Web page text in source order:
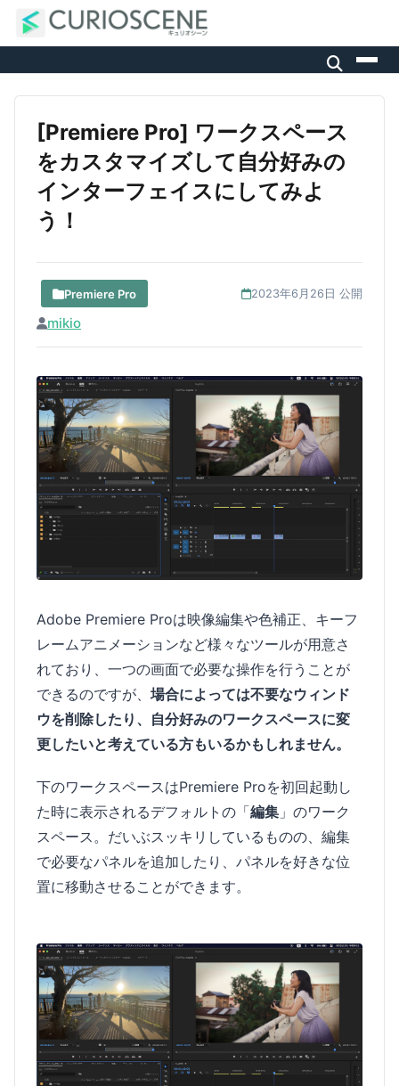
[Premiere Pro] ワークスペース
をカスタマイズして自分好みの
インターフェイスにしてみよ
う！
Premiere Pro 2023年6月26日 公開
mikio
Adobe Premiere Proは映像編集や色補正、キーフ
レームアニメーションなど様々なツールが用意さ
れており、一つの画面で必要な操作を行うことが
できるのですが、 場合によっては不要なウィンド
ウを削除したり、自分好みのワークスペースに変
更したいと考えている方もいるかもしれません。
下のワークスペースはPremiere Proを初回起動し
た時に表示されるデフォルトの「編集 」のワーク
スペース。だいぶスッキリしているものの、編集
で必要なパネルを追加したり、パネルを好きな位
置に移動させることができます。